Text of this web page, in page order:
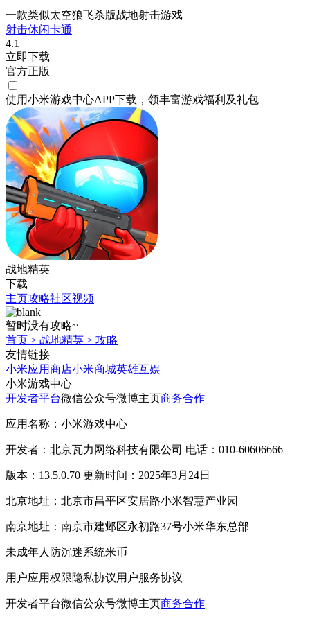
一款类似太空狼飞杀版战地射击游戏
射击休闲卡通
4.1
立即下载
官方正版
使用小米游戏中心APP下载 ，领丰富游戏福利 及礼包
战地精英
下载
主页攻略社区视频
暂时没有攻略~
首页 > 战地精英 > 攻略
友情链接
小米应用商店小米商城英雄互娱
小米游戏中心
开发者平台微信公众号微博主页商务合作
应用名称：小米游戏中心
开发者：北京瓦力网络科技有限公司 电话：010-60606666
版本：13.5.0.70 更新时间：2025年3月24日
北京地址：北京市昌平区安居路小米智慧产业园
南京地址：南京市建邺区永初路37号小米华东总部
未成年人防沉迷系统米币
用户应用权限隐私协议用户服务协议
开发者平台微信公众号微博主页商务合作